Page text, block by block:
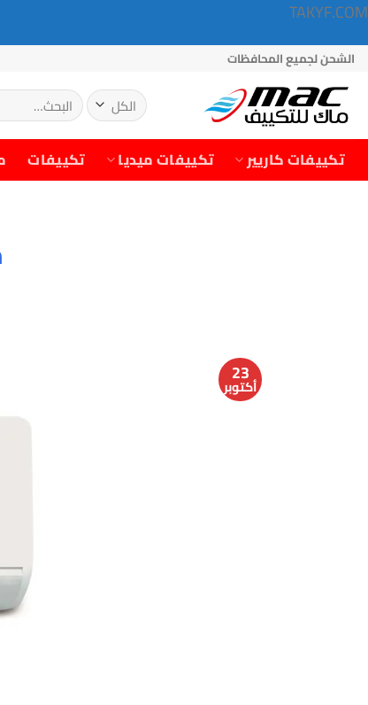
TAKYF.COM
تخطي
للمحتوى
الشحن لجميع المحافظات
البحث
عن:
تكييفات كاريير تكييفات ميديا تكييفات
23
أكتوبر